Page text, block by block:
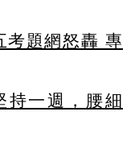
考題網怒轟 專
一週，腰細